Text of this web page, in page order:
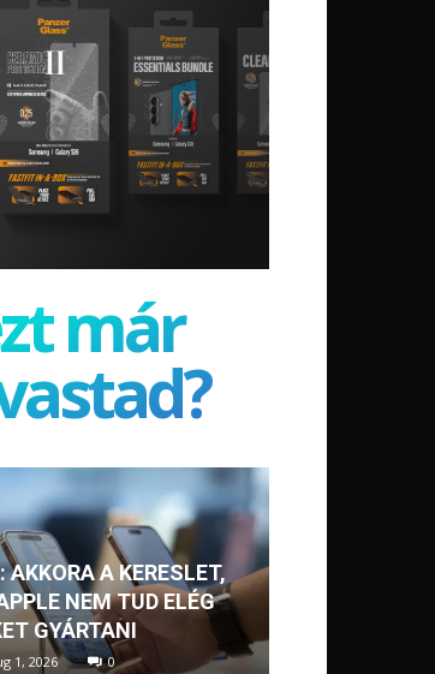
már
AKKORA A KERESLET,
NEM TUD ELÉG
GYÁRTANI
1, 2026 0